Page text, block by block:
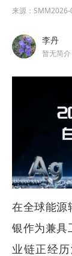
来源： SMM2026-
李丹
暂无简介
在全球能源
银作为兼具
业链正经